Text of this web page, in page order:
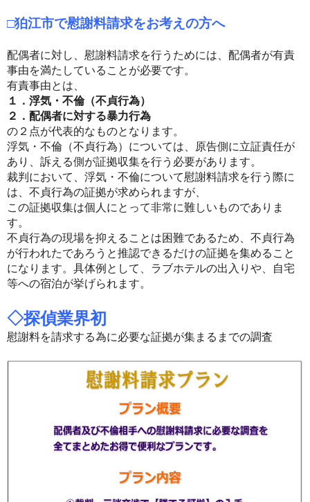
□狛江市で慰謝料請求をお考えの方へ
配偶者に対し、慰謝料請求を行うためには、配偶者が有責
事由を満たしていることが必要です。
有責事由とは、
１．浮気・不倫（不貞行為）
２．配偶者に対する暴力行為
の２点が代表的なものとなります。
浮気・不倫（不貞行為）については、原告側に立証責任が
あり、訴える側が証拠収集を行う必要があります。
裁判において、浮気・不倫について慰謝料請求を行う際に
は、不貞行為の証拠が求められますが、
この証拠収集は個人にとって非常に難しいものでありま
す。
不貞行為の現場を抑えることは困難であるため、不貞行為
が行われたであろうと推認できるだけの証拠を集めること
になります。具体例として、ラブホテルの出入りや、自宅
等への宿泊が挙げられます。
◇探偵業界初
慰謝料を請求する為に必要な証拠が集まるまでの調査